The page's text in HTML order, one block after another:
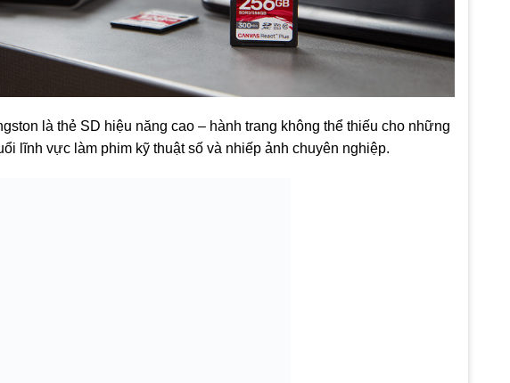
là thẻ SD hiệu năng cao – hành trang không thể thiếu cho những
lĩnh vực làm phim kỹ thuật số và nhiếp ảnh chuyên nghiệp.